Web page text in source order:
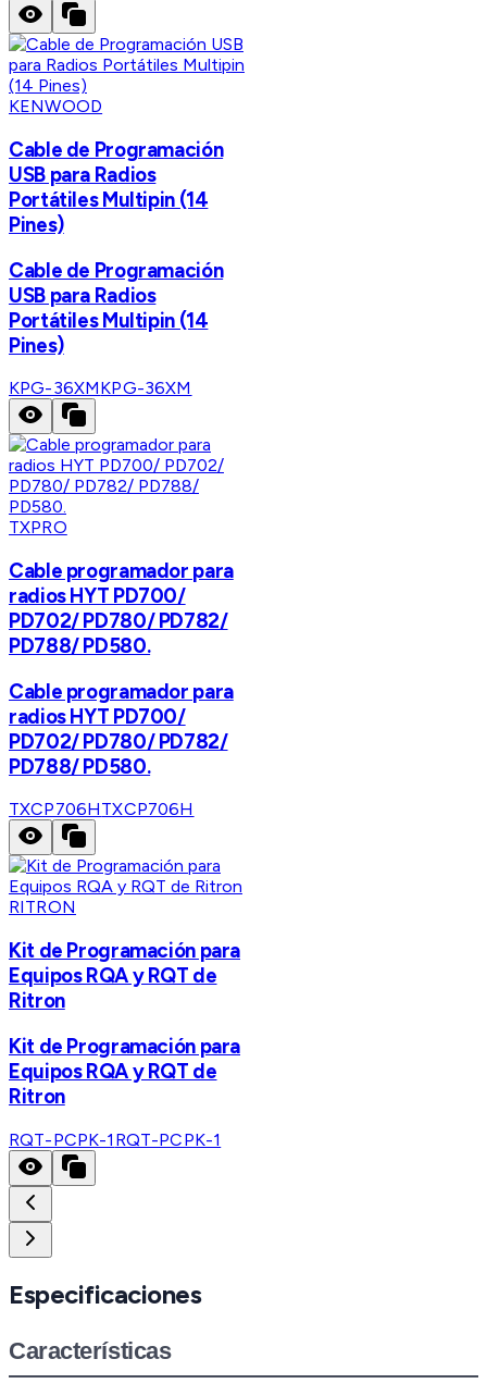
KENWOOD
Cable de Programación
USB para Radios
Portátiles Multipin (14
Pines)
Cable de Programación
USB para Radios
Portátiles Multipin (14
Pines)
KPG-36XMKPG-36XM
TXPRO
Cable programador para
radios HYT PD700/
PD702/ PD780/ PD782/
PD788/ PD580.
Cable programador para
radios HYT PD700/
PD702/ PD780/ PD782/
PD788/ PD580.
TXCP706HTXCP706H
RITRON
Kit de Programación para
Equipos RQA y RQT de
Ritron
Kit de Programación para
Equipos RQA y RQT de
Ritron
RQT-PCPK-1 RQT-PCPK-1
Especificaciones
Características